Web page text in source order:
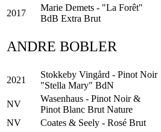
2017
Marie Demets - "La Forêt"
BdB Extra Brut
ANDRE BOBLER
2021
Stokkeby Vingård - Pinot Noir
"Stella Mary" BdN
NV
Wasenhaus - Pinot Noir &
Pinot Blanc Brut Nature
NV
Coates & Seely - Rosé Brut